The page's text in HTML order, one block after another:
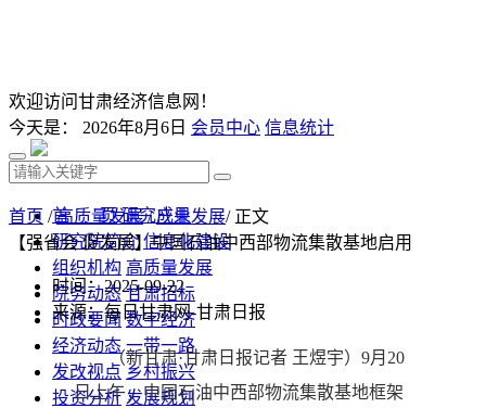
欢迎访问甘肃经济信息网！
今天是： 2026年8月6日 会员中心 信息统计
首 页 研究成果
研究院简介 信息化建设
组织机构 高质量发展
院务动态 甘肃招标
时政要闻 数字经济
经济动态 一带一路
发改视点 乡村振兴
投资分析 发展规划
首页 /高质量发展/产业发展/ 正文
【强省会 促发展】中国石油中西部物流集散基地启用
时间：2025-09-22
来源：每日甘肃网-甘肃日报
（新甘肃·甘肃日报记者 王煜宇）9月20
日上午，中国石油中西部物流集散基地框架